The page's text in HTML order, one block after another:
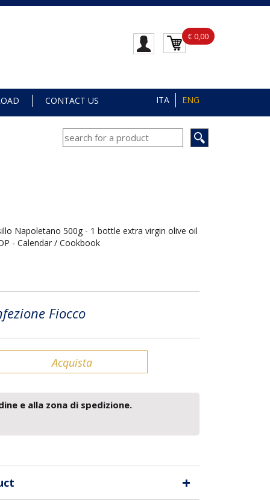
€ 0,00
CONTACT US ITA ENG
Napoletano 500g - 1 bottle extra virgin olive oil
- Calendar / Cookbook
Fiocco
Acquista
e alla zona di spedizione.
+